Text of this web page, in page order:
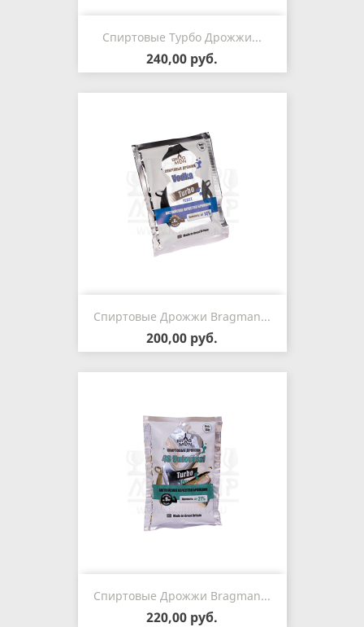
Спиртовые Турбо Дрожжи...
240,00 руб.
Спиртовые Дрожжи Bragman...
200,00 руб.
Спиртовые Дрожжи Bragman...
220,00 руб.